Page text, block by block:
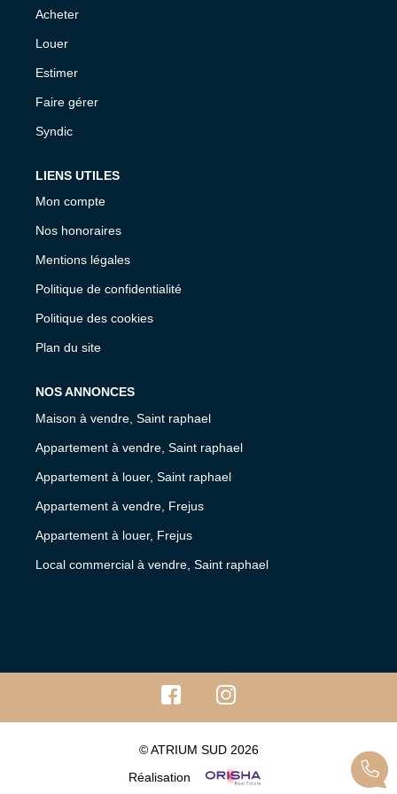
Acheter
Louer
Estimer
Faire gérer
Syndic
LIENS UTILES
Mon compte
Nos honoraires
Mentions légales
Politique de confidentialité
Politique des cookies
Plan du site
NOS ANNONCES
Maison à vendre, Saint raphael
Appartement à vendre, Saint raphael
Appartement à louer, Saint raphael
Appartement à vendre, Frejus
Appartement à louer, Frejus
Local commercial à vendre, Saint raphael
© ATRIUM SUD 2026
Réalisation